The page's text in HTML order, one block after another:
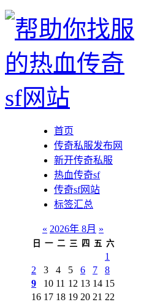
首页
传奇私服发布网
新开传奇私服
热血传奇sf
传奇sf网站
标签汇总
« 2026年 8月 »
日 一 二 三 四 五 六
1
2
3 4 5 6 7
8
9
10 11 12 13 14 15
16 17 18 19 20 21 22